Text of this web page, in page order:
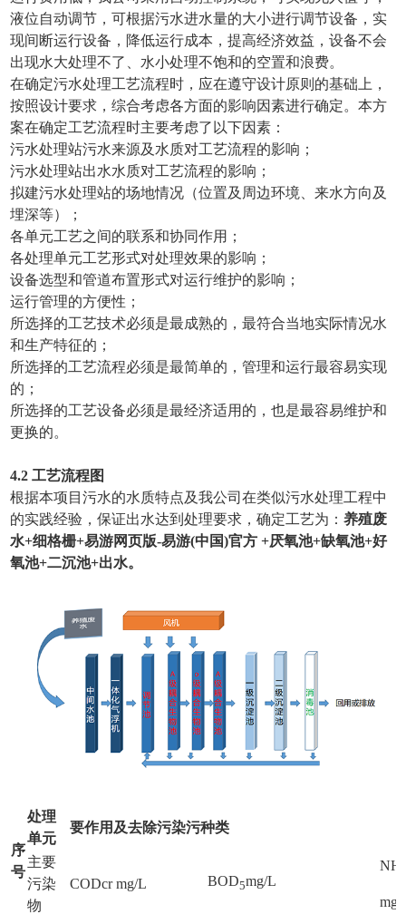
液位自动调节，可根据污水进水量的大小进行调节设备，实
现间断运行设备，降低运行成本，提高经济效益，设备不会
出现水大处理不了、水小处理不饱和的空置和浪费。
在确定污水处理工艺流程时，应在遵守设计原则的基础上，
按照设计要求，综合考虑各方面的影响因素进行确定。本方
案在确定工艺流程时主要考虑了以下因素：
污水处理站污水来源及水质对工艺流程的影响；
污水处理站出水水质对工艺流程的影响；
拟建污水处理站的场地情况（位置及周边环境、来水方向及
埋深等）；
各单元工艺之间的联系和协同作用；
各处理单元工艺形式对处理效果的影响；
设备选型和管道布置形式对运行维护的影响；
运行管理的方便性；
所选择的工艺技术必须是最成熟的，最符合当地实际情况水
和生产特征的；
所选择的工艺流程必须是最简单的，管理和运行最容易实现
的；
所选择的工艺设备必须是最经济适用的，也是最容易维护和
更换的。
4.2 工艺流程图
根据本项目污水的水质特点及我公司在类似污水处理工程中
的实践经验，保证出水达到处理要求，确定工艺为：养殖废
水+细格栅+易游网页版-易游(中国)官方 +厌氧池+缺氧池+好
氧池+二沉池+出水。
序
号
处理
单元
要作用及去除污染污种类
主要
污染
物
CODcr mg/L BOD5mg/L
NH
mg/